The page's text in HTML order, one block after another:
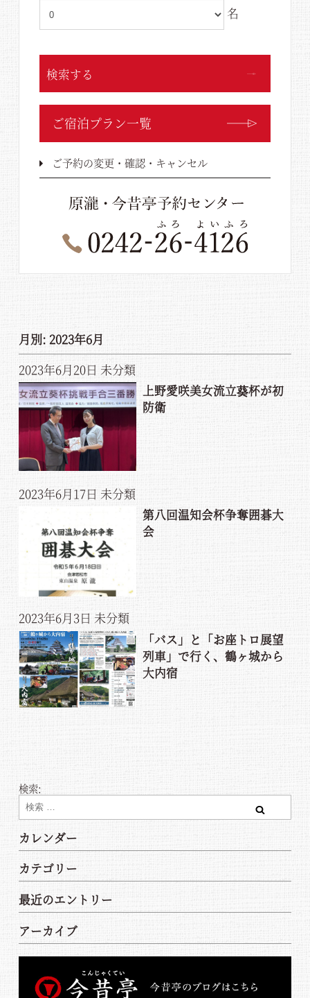
名
検索する
ご宿泊プラン一覧
ご予約の変更・確認・キャンセル
月別: 2023年6月
2023年6月20日 未分類
上野愛咲美女流立葵杯が初
防衛
2023年6月17日 未分類
第八回温知会杯争奪囲碁大
会
2023年6月3日 未分類
「バス」と「お座トロ展望
列車」で行く、鶴ヶ城から
大内宿
検索:
検索
カレンダー
カテゴリー
最近のエントリー
アーカイブ